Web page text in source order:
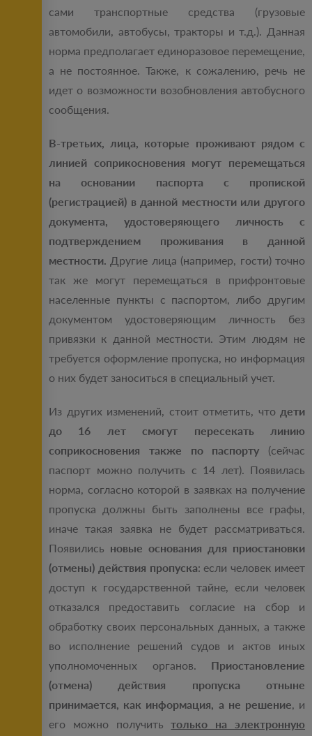
сами транспортные средства (грузовые
автомобили, автобусы, тракторы и т.д.). Данная
норма предполагает единоразовое перемещение,
а не постоянное. Также, к сожалению, речь не
идет о возможности возобновления автобусного
сообщения.
В-третьих, лица, которые проживают рядом с
линией соприкосновения могут перемещаться
на основании паспорта с пропиской
(регистрацией) в данной местности или другого
документа, удостоверяющего личность с
подтверждением проживания в данной
местности. Другие лица (например, гости) точно
так же могут перемещаться в прифронтовые
населенные пункты с паспортом, либо другим
документом удостоверяющим личность без
привязки к данной местности. Этим людям не
требуется оформление пропуска, но информация
о них будет заноситься в специальный учет.
Из других изменений, стоит отметить, что дети
до 16 лет смогут пересекать линию
соприкосновения также по паспорту (сейчас
паспорт можно получить с 14 лет). Появилась
норма, согласно которой в заявках на получение
пропуска должны быть заполнены все графы,
иначе такая заявка не будет рассматриваться.
Появились новые основания для приостановки
(отмены) действия пропуска: если человек имеет
доступ к государственной тайне, если человек
отказался предоставить согласие на сбор и
обработку своих персональных данных, а также
во исполнение решений судов и актов иных
уполномоченных органов. Приостановление
(отмена) действия пропуска отныне
принимается, как информация, а не решение, и
его можно получитьтолько на электронную